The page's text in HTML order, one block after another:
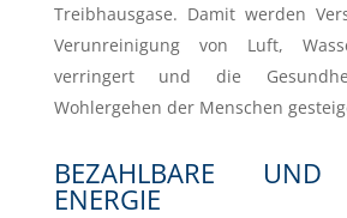
Treibhausgase. Damit werden
Verunreinigung von Luft,
verringert und die
Wohlergehen der Menschen
BEZAHLBARE UND
ENERGIE